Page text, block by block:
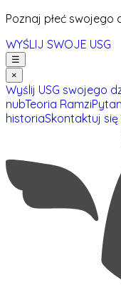
Poznaj płeć
WYŚLIJ SWOJE USG
☰
×
Wyślij USG swojego
nubTeoria Ramzi
historiaSkontaktuj się